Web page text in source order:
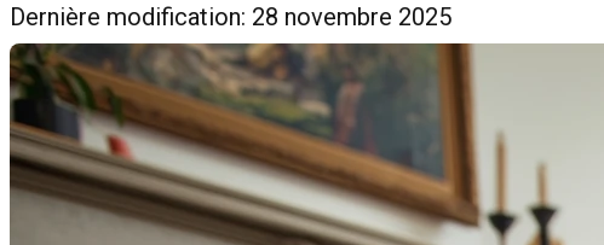
Dernière modification: 28 novembre 2025